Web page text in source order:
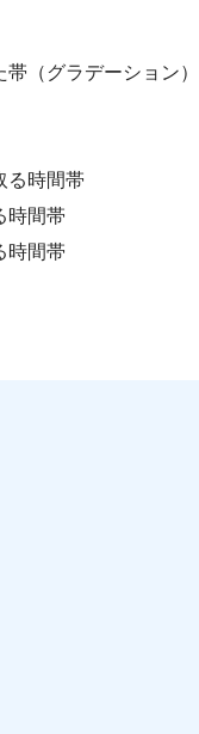
（グラデーション）
る時間帯
時間帯
時間帯